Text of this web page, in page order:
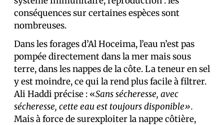
conséquences sur certaines espèces sont
nombreuses.
Dans les forages d’Al Hoceima, l’eau n’est pas
pompée directement dans la mer mais sous
terre, dans les nappes de la côte. La teneur en sel
y est moindre, ce qui la rend plus facile à filtrer.
Ali Haddi précise : «Sans sécheresse, avec
sécheresse, cette eau est toujours disponible».
Mais à force de surexploiter la nappe côtière,